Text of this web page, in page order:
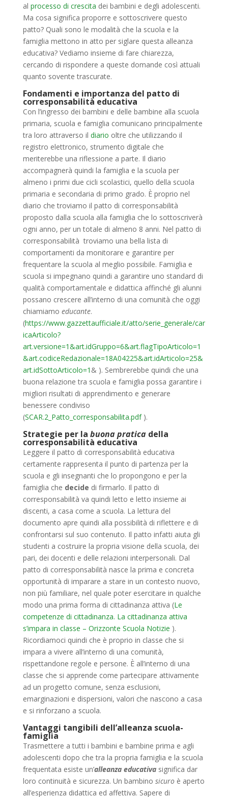
al processo di crescita dei bambini e degli adolescenti.
Ma cosa significa proporre e sottoscrivere questo
patto? Quali sono le modalità che la scuola e la
famiglia mettono in atto per siglare questa alleanza
educativa? Vediamo insieme di fare chiarezza,
cercando di rispondere a queste domande così attuali
quanto sovente trascurate.
Fondamenti e importanza del patto di
corresponsabilità educativa
Con l’ingresso dei bambini e delle bambine alla scuola
primaria, scuola e famiglia comunicano principalmente
tra loro attraverso il diario oltre che utilizzando il
registro elettronico, strumento digitale che
meriterebbe una riflessione a parte. Il diario
accompagnerà quindi la famiglia e la scuola per
almeno i primi due cicli scolastici, quello della scuola
primaria e secondaria di primo grado. È proprio nel
diario che troviamo il patto di corresponsabilità
proposto dalla scuola alla famiglia che lo sottoscriverà
ogni anno, per un totale di almeno 8 anni. Nel patto di
corresponsabilità troviamo una bella lista di
comportamenti da monitorare e garantire per
frequentare la scuola al meglio possibile. Famiglia e
scuola si impegnano quindi a garantire uno standard di
qualità comportamentale e didattica affinché gli alunni
possano crescere all’interno di una comunità che oggi
chiamiamo educante.
(https://www.gazzettaufficiale.it/atto/serie_generale/car
icaArticolo?
art.versione=1&art.idGruppo=6&art.flagTipoArticolo=1
&art.codiceRedazionale=18A04225&art.idArticolo=25&
art.idSottoArticolo=1 & ). Sembrerebbe quindi che una
buona relazione tra scuola e famiglia possa garantire i
migliori risultati di apprendimento e generare
benessere condiviso
(SCAR.2_Patto_corresponsabilita.pdf).
Strategie per la buona pratica della
corresponsabilità educativa
Leggere il patto di corresponsabilità educativa
certamente rappresenta il punto di partenza per la
scuola e gli insegnanti che lo propongono e per la
famiglia che decide di firmarlo. Il patto di
corresponsabilità va quindi letto e letto insieme ai
discenti, a casa come a scuola. La lettura del
documento apre quindi alla possibilità di riflettere e di
confrontarsi sul suo contenuto. Il patto infatti aiuta gli
studenti a costruire la propria visione della scuola, dei
pari, dei docenti e delle relazioni interpersonali. Dal
patto di corresponsabilità nasce la prima e concreta
opportunità di imparare a stare in un contesto nuovo,
non più familiare, nel quale poter esercitare in qualche
modo una prima forma di cittadinanza attiva (Le
competenze di cittadinanza. La cittadinanza attiva
s’impara in classe – Orizzonte Scuola Notizie ).
Ricordiamoci quindi che è proprio in classe che si
impara a vivere all’interno di una comunità,
rispettandone regole e persone. È all’interno di una
classe che si apprende come partecipare attivamente
ad un progetto comune, senza esclusioni,
emarginazioni e dispersioni, valori che nascono a casa
e si rinforzano a scuola.
Vantaggi tangibili dell’alleanza scuola-
famiglia
Trasmettere a tutti i bambini e bambine prima e agli
adolescenti dopo che tra la propria famiglia e la scuola
frequentata esiste un’alleanza educativasignifica dar
loro continuità e sicurezza. Un bambino sicuroè aperto
all’esperienza didattica ed affettiva. Sapere di